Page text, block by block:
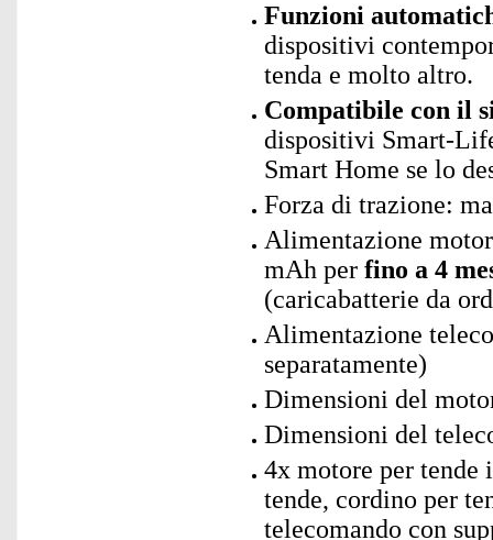
Funzioni
dispositivi
tenda e molto altro.
Compatibile con il
dispositivi Smart-
Smart Home se lo
Forza di trazione:
Alimentazione
mAh per fino a 4
(caricabatterie da
Alimentazione
separatamente)
Dimensioni del
Dimensioni del
4x motore per tende
tende, cordino per
telecomando con